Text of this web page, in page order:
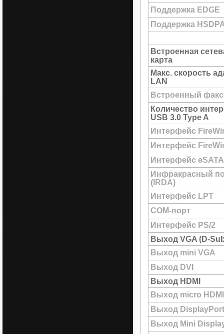
Поддержка EDGE
Поддержка
Встроенная
карта
Макс. скорость
LAN
Встроенный
Количество
USB 3.0 Type A
Интерфейс
Интерфейс
Интерфейс eSATA
Инфракрасный
(IRDA)
Интерфейс LPT
COM-порт
Интерфейс PS/2
Выход VGA (D-
Выход mini VGA
Выход DVI
Выход HDMI
Выход micro HDMI
Выход DisplayPort
Выход Mini